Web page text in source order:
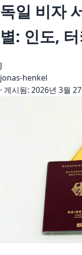
독일 비자
별: 인도,
J
jonas-henkel
· 게시됨: 2026년 3월